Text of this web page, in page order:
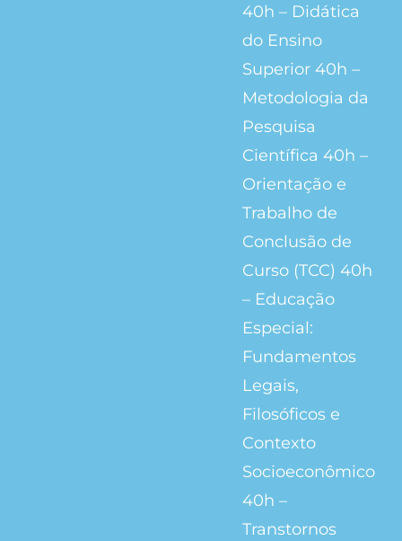
40h – Didática
do Ensino
Superior 40h –
Metodologia da
Pesquisa
Científica 40h –
Orientação e
Trabalho de
Conclusão de
Curso (TCC) 40h
– Educação
Especial:
Fundamentos
Legais,
Filosóficos e
Contexto
Socioeconômico
40h –
Transtornos